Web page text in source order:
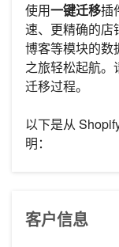
使用一键迁移插
速、更精确的店
博客等模块的数
之旅轻松起航
迁移过程。
以下是从
明：
客户信息